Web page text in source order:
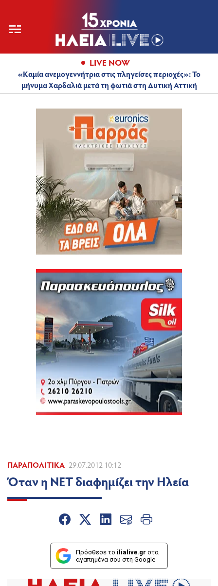
LIVE NOW
«Καμία ανεμογεννήτρια στις πληγείσες περιοχές»: Το
μήνυμα Χαρδαλιά μετά τη φωτιά στη Δυτική Αττική
ΠΑΡΑΠΟΛΙΤΙΚΆ 29.07.2012 10:12
Όταν η ΝΕΤ διαφημίζει την Ηλεία
Πρόσθεσε το ilialive.gr στα
αγαπημένα σου στη Google